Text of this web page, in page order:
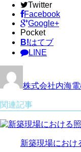
Twitter
Facebook
Google+
Pocket
B!はてブ
LINE
株式会社内海
関連記事
新築現場におけ